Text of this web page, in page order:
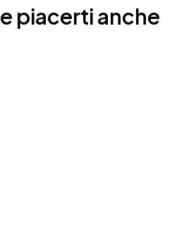
piacerti anche